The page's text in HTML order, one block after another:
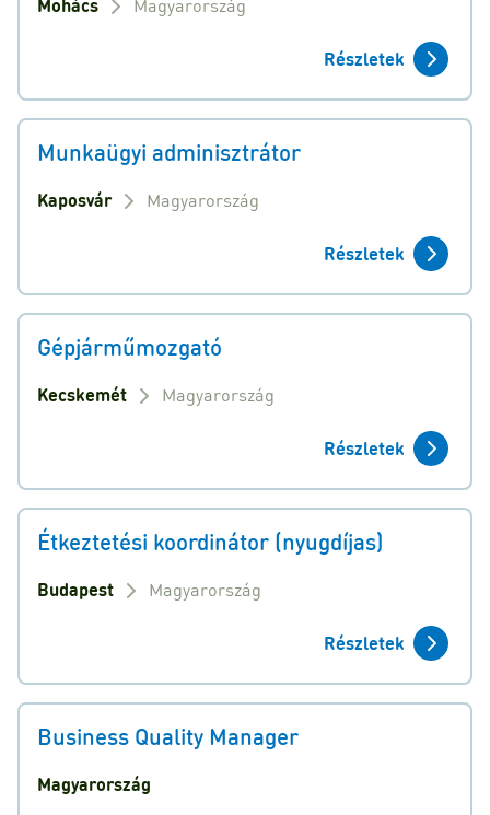
Mohács Magyarország
Részletek
Munkaügyi adminisztrátor
Kaposvár Magyarország
Részletek
Gépjárműmozgató
Kecskemét Magyarország
Részletek
Étkeztetési koordinátor (nyugdíjas)
Budapest Magyarország
Részletek
Business Quality Manager
Magyarország